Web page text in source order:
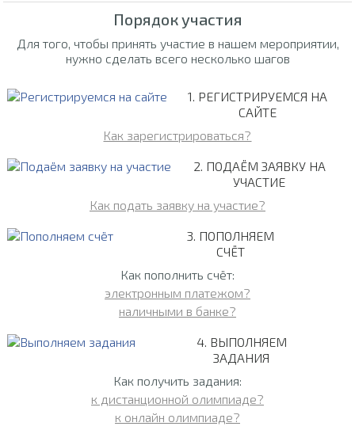
Порядок участия
Для того, чтобы принять участие в нашем мероприятии,
нужно сделать всего несколько шагов
1. РЕГИСТРИРУЕМСЯ НА
САЙТЕ
Как зарегистрироваться?
2. ПОДАЁМ ЗАЯВКУ НА
УЧАСТИЕ
Как подать заявку на участие?
3. ПОПОЛНЯЕМ
СЧЁТ
Как пополнить счёт:
электронным платежом?
наличными в банке?
4. ВЫПОЛНЯЕМ
ЗАДАНИЯ
Как получить задания:
к дистанционной олимпиаде?
к онлайн олимпиаде?